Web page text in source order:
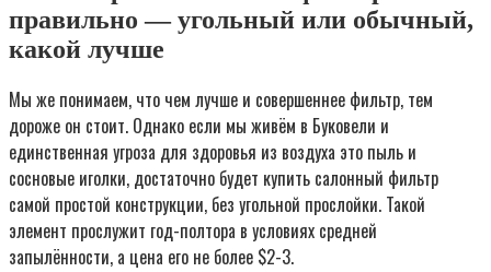
правильно — угольный или обычный,
какой лучше
Мы же понимаем, что чем лучше и совершеннее фильтр, тем
дороже он стоит. Однако если мы живём в Буковели и
единственная угроза для здоровья из воздуха это пыль и
сосновые иголки, достаточно будет купить салонный фильтр
самой простой конструкции, без угольной прослойки. Такой
элемент прослужит год-полтора в условиях средней
запылённости, а цена его не более $2-3.